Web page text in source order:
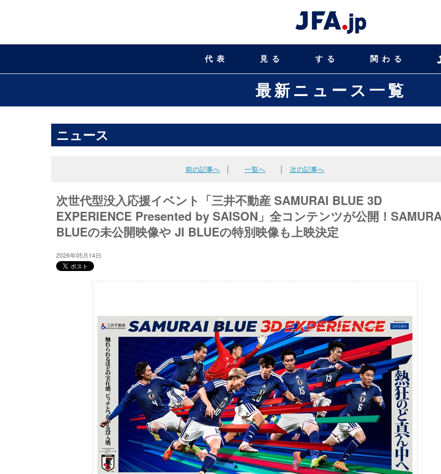
代表 見る する 関わる
最新ニュース一覧
ニュース
前の記事へ│ 一覧へ 次の記事へ
次世代型没入応援イベント「三井不動産 SAMURAI BLUE 3D
EXPERIENCE Presented by SAISON」全コンテンツが公開！
BLUEの未公開映像や JI BLUEの特別映像も上映決定
2026年05月14日